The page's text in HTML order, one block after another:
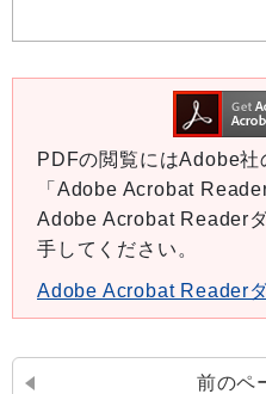
PDFの閲覧にはAdobe社
「Adobe Acrobat
Adobe Acrobat Reader
手してください。
Adobe Acrobat Reader
前のペ